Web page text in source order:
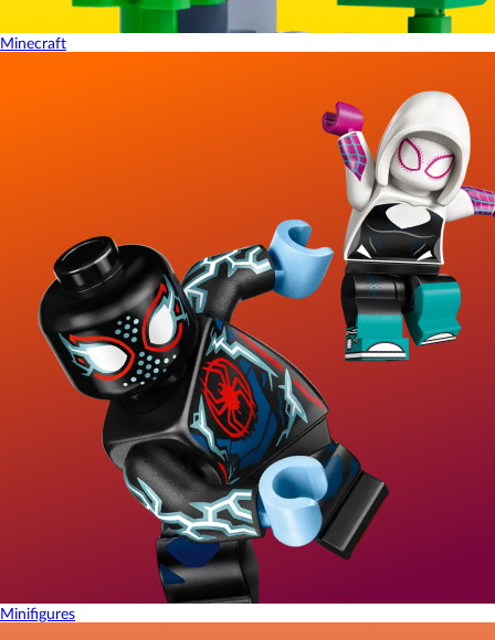
Minecraft
Minifigures